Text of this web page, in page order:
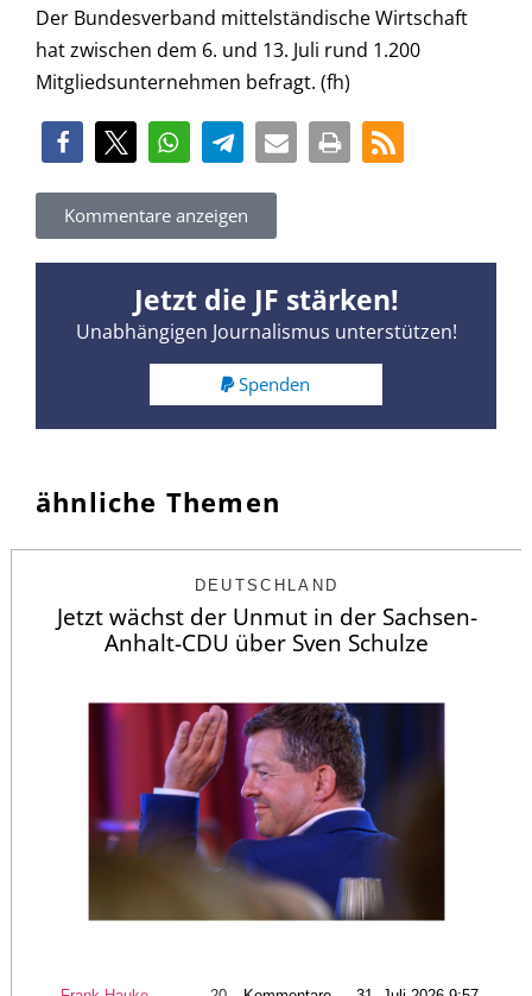
Der Bundesverband mittelständische Wirtschaft
hat zwischen dem 6. und 13. Juli rund 1.200
Mitgliedsunternehmen befragt. (fh)
Kommentare anzeigen
Jetzt die JF stärken!
Unabhängigen Journalismus unterstützen!
Spenden
ähnliche Themen
DEUTSCHLAND
Jetzt wächst der Unmut in der Sachsen-
Anhalt-CDU über Sven Schulze